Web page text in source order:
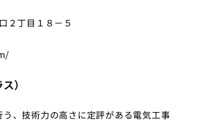
２丁目１８－５
）
、技術力の高さに定評がある電気工事